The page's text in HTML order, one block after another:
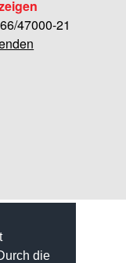
die
47000-21